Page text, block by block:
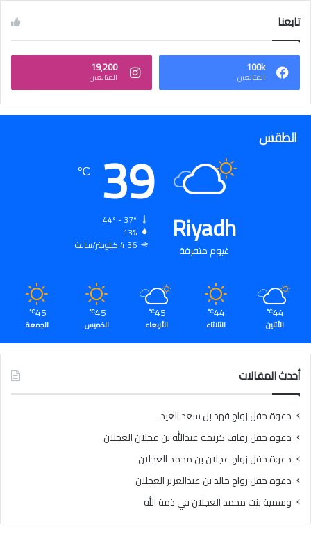
تابعنا
100k
المتابعين
19٬200
المتابعين
الطقس
Riyadh
غيوم متفرقة
39
℃
13%
4.36 كيلومتر/ساعة
44
℃
الأثنين
44
℃
الثلاثاء
45
℃
الأربعاء
45
℃
الخميس
45
℃
الجمعة
أحدث المقالات
دعوة حفل زواج فهد بن سعد العيد
دعوة حفل زفاف كريمة عبدالله بن عجلان العجلان
دعوة حفل زواج عجلان بن محمد العجلان
دعوة حفل زواج خالد بن عبدالعزيز العجلان
وسمية بنت محمد العجلان في ذمة الله